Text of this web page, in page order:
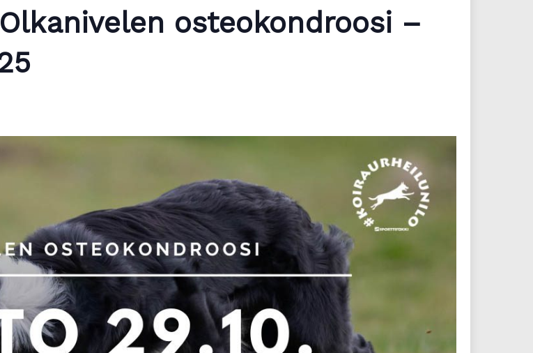
osteokondroosi –